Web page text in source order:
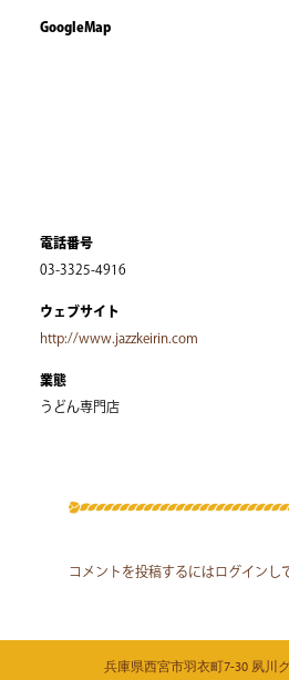
GoogleMap
電話番号
03-3325-4916
ウェブサイト
http://www.jazzkeirin.com
業態
うどん専門店
コメントを投稿するには ログイン し
兵庫県西宮市羽衣町7-30 夙川